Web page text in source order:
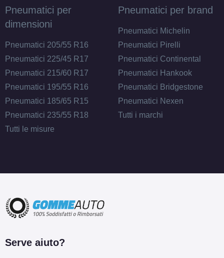
Pneumatici per
dimensioni
Pneumatici 205/55 R16
Pneumatici 225/45 R17
Pneumatici 215/60 R17
Pneumatici 195/55 R16
Pneumatici 185/65 R15
Pneumatici 235/55 R18
Tutti le misure
Pneumatici per brand
Pneumatici Michelin
Pneumatici Pirelli
Pneumatici Continental
Pneumatici Hankook
Pneumatici Bridgestone
Pneumatici Nexen
Tutti i marchi
Serve aiuto?